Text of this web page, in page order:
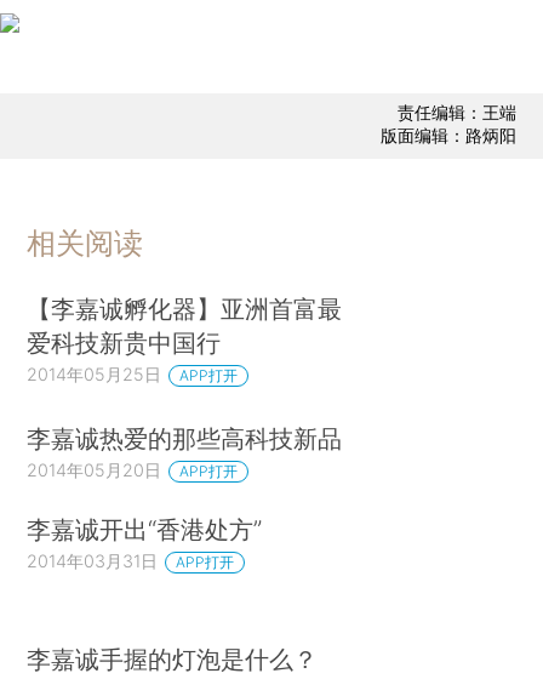
责任编辑：王端
版面编辑：路炳阳
相关阅读
【李嘉诚孵化器】亚洲首富最
爱科技新贵中国行
2014年05月25日 APP打开
李嘉诚热爱的那些高科技新品
2014年05月20日 APP打开
李嘉诚开出“香港处方”
2014年03月31日 APP打开
李嘉诚手握的灯泡是什么？